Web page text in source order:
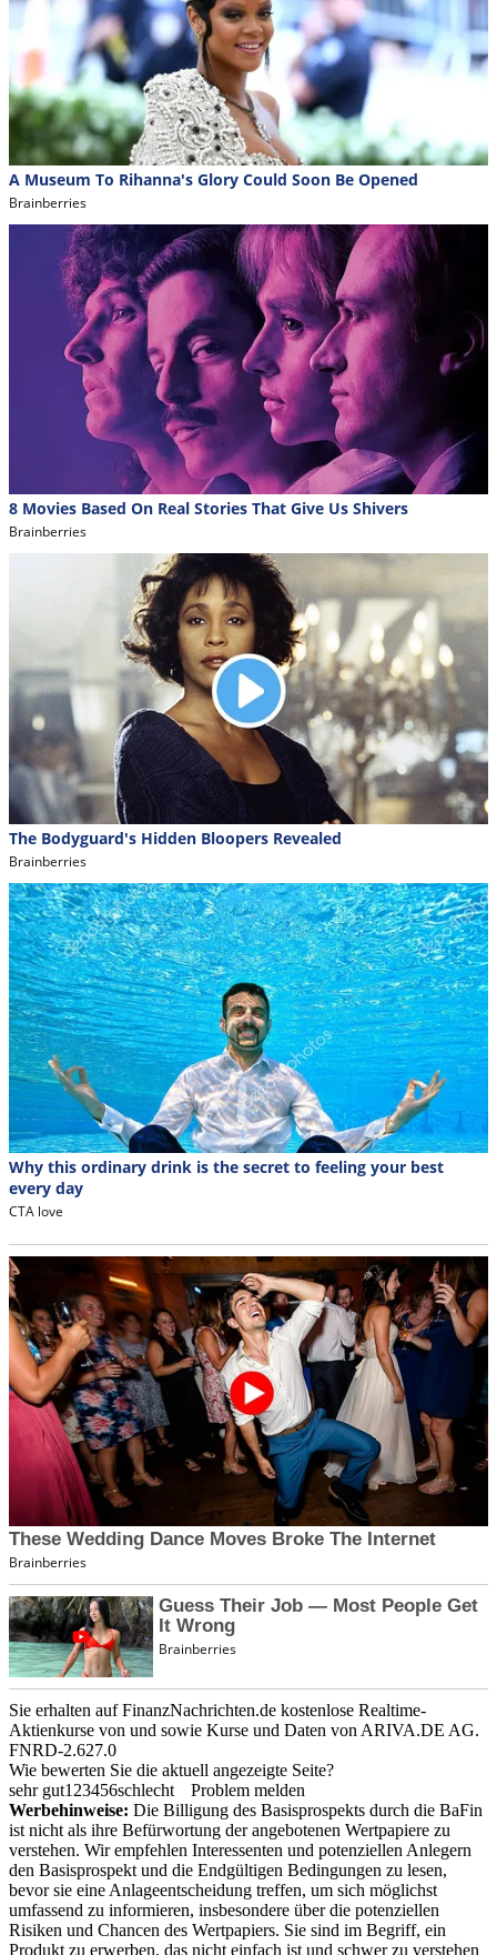
Sie erhalten auf FinanzNachrichten.de kostenlose Realtime-
Aktienkurse von und sowie Kurse und Daten von ARIVA.DE AG.
FNRD-2.627.0
Wie bewerten Sie die aktuell angezeigte Seite?
sehr gut1 23456schlecht
Problem melden
Werbehinweise: Die Billigung des Basisprospekts durch die BaFin
ist nicht als ihre Befürwortung der angebotenen Wertpapiere zu
verstehen. Wir empfehlen Interessenten und potenziellen Anlegern
den Basisprospekt und die Endgültigen Bedingungen zu lesen,
bevor sie eine Anlageentscheidung treffen, um sich möglichst
umfassend zu informieren, insbesondere über die potenziellen
Risiken und Chancen des Wertpapiers. Sie sind im Begriff, ein
Produkt zu erwerben, das nicht einfach ist und schwer zu verstehen